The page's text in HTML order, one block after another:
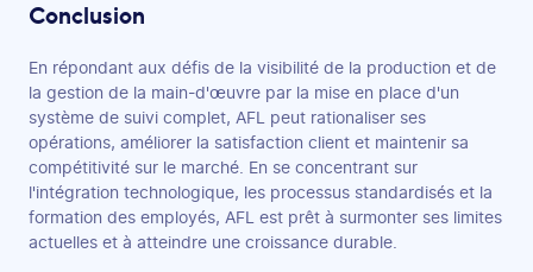
Conclusion
En répondant aux défis de la visibilité de la production et de
la gestion de la main-d'œuvre par la mise en place d'un
système de suivi complet, AFL peut rationaliser ses
opérations, améliorer la satisfaction client et maintenir sa
compétitivité sur le marché. En se concentrant sur
l'intégration technologique, les processus standardisés et la
formation des employés, AFL est prêt à surmonter ses limites
actuelles et à atteindre une croissance durable.